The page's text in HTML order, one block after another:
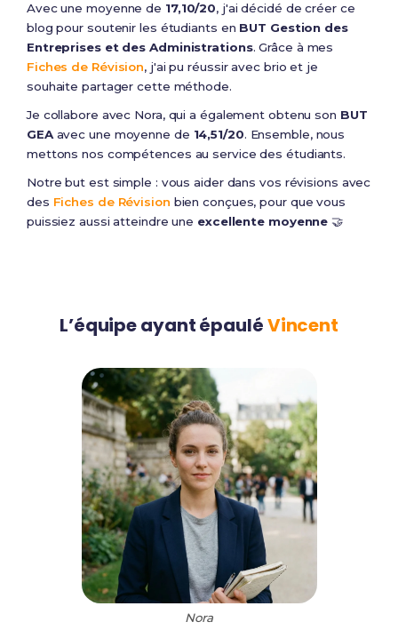
Avec une moyenne de 17,10/20, j'ai décidé de créer ce
blog pour soutenir les étudiants en BUT Gestion des
Entreprises et des Administrations. Grâce à mes
Fiches de Révision, j'ai pu réussir avec brio et je
souhaite partager cette méthode.
Je collabore avec Nora, qui a également obtenu son BUT
GEAavec une moyenne de 14,51/20. Ensemble, nous
mettons nos compétences au service des étudiants.
Notre but est simple : vous aider dans vos révisions avec
des Fiches de Révision bien conçues, pour que vous
puissiez aussi atteindre une excellente moyenne 🤝
L’équipe ayant épauléVincent
Nora